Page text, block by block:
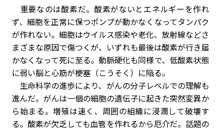
重要なのは酸素だ。酸素がないとエネルギーを作れ
ず、細胞を正常に保つポンプが動かなくなってタンパク
が作れない。細胞はウイルス感染や老化、放射線などさ
まざまな原因で傷つくが、いずれも最後は酸素が行き届
かなくなって死に至る。動脈硬化も同様で、低酸素状態
に弱い脳と心筋が梗塞（こうそく）に陥る。
生命科学の進歩により、がんの分子レベルでの理解も
進んだ。がんは一個の細胞の遺伝子に起きた突然変異か
ら始まる。増殖は速く、周囲の組織に浸潤して破壊す
る。酸素が欠乏しても血管を作れるから厄介だ。話題の